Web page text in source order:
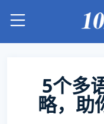
5个多
略，助